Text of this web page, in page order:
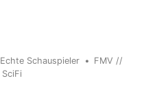
Echte Schauspieler
FMV //
SciFi